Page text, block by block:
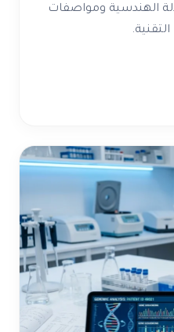
الهندسية ومواصفات